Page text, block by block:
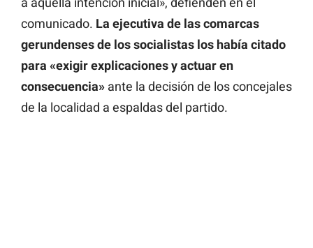
comunicado. La ejecutiva de las comarcas
gerundenses de los socialistas los había citado
para «exigir explicaciones y actuar en
consecuencia» ante la decisión de los concejales
de la localidad a espaldas del partido.